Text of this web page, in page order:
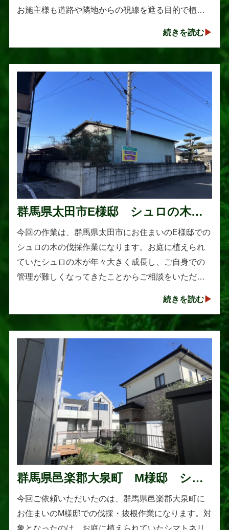
お施主様も道路や隣地からの視線を遮る目的で植え
続きを読む
群馬県太田市E様邸 シュロの木の
伐採作業
今回の作業は、群馬県太田市にお住まいのE様邸での
シュロの木の伐採作業になります。お庭に植えられ
ていたシュロの木が年々大きく成長し、ご自身での
管理が難しくなってきたことからご相談をいただき
続きを読む
群馬県邑楽郡大泉町 M様邸 シマ
トネリコの伐採と抜根作業
今回ご依頼いただいたのは、群馬県邑楽郡大泉町に
お住まいのM様邸での伐採・抜根作業になります。対
象となったのは、お庭に植えられていたシマトネリ